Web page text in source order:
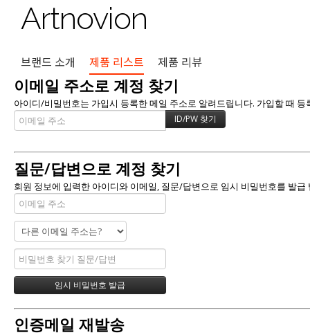
Artnovion
브랜드 소개 제품 리스트 제품 리뷰
이메일 주소로 계정 찾기
아이디/비밀번호는 가입시 등록한 메일 주소로 알려드립니다. 가입할 때
질문/답변으로 계정 찾기
회원 정보에 입력한 아이디와 이메일, 질문/답변으로 임시 비밀번호를 발급
인증메일 재발송